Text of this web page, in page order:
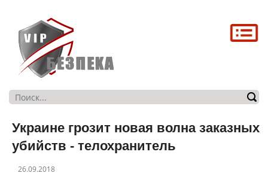
Про нас
Магазин
Контакти
Украине грозит новая волна заказных
убийств - телохранитель
26.09.2018